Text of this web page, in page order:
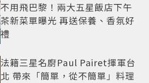
不用飛巴黎！兩大五星飯店下午
茶新菜單曝光 再送保養、香氛好
禮
法籍三星名廚Paul Pairet揮軍台
北 帶來「簡單，從不簡單」料理